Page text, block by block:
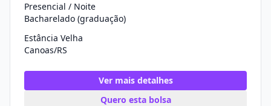
Presencial / Noite
Bacharelado (graduação)
Estância Velha
Canoas/RS
Ver mais detalhes
Quero esta bolsa